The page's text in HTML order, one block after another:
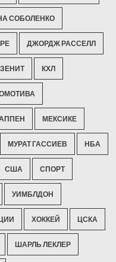
СОБОЛЕНКО
ДЖОРДЖ РАССЕЛЛ
ЗЕНИТ КХЛ
МЕКСИКЕ
МУРАТ ГАССИЕВ НБА
США СПОРТ
УИМБЛДОН
ХОККЕЙ ЦСКА
ШАРЛЬ ЛЕКЛЕР